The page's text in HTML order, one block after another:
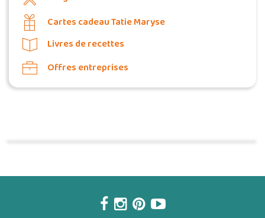
Cartes cadeau Tatie Maryse
Livres de recettes
Offres entreprises